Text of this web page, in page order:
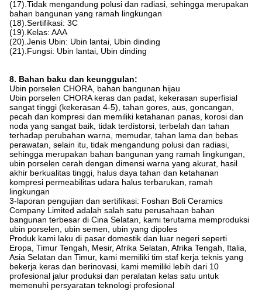
(17).Tidak mengandung polusi dan radiasi, sehingga merupakan
bahan bangunan yang ramah lingkungan
(18).Sertifikasi: 3C
(19).Kelas: AAA
(20).Jenis Ubin: Ubin lantai, Ubin dinding
(21).Fungsi: Ubin lantai, Ubin dinding
8. Bahan baku dan keunggulan:
Ubin porselen CHORA, bahan bangunan hijau
Ubin porselen CHORA keras dan padat, kekerasan superfisial
sangat tinggi (kekerasan 4-5), tahan gores, aus, goncangan,
pecah dan kompresi dan memiliki ketahanan panas, korosi dan
noda yang sangat baik, tidak terdistorsi, terbelah dan tahan
terhadap perubahan warna, memudar, tahan lama dan bebas
perawatan, selain itu, tidak mengandung polusi dan radiasi,
sehingga merupakan bahan bangunan yang ramah lingkungan,
ubin porselen cerah dengan dimensi warna yang akurat, hasil
akhir berkualitas tinggi, halus daya tahan dan ketahanan
kompresi permeabilitas udara halus terbarukan, ramah
lingkungan
3-laporan pengujian dan sertifikasi: Foshan Boli Ceramics
Company Limited adalah salah satu perusahaan bahan
bangunan terbesar di Cina Selatan, kami terutama memproduksi
ubin porselen, ubin semen, ubin yang dipoles
Produk kami laku di pasar domestik dan luar negeri seperti
Eropa, Timur Tengah, Mesir, Afrika Selatan, Afrika Tengah, Italia,
Asia Selatan dan Timur, kami memiliki tim staf kerja teknis yang
bekerja keras dan berinovasi, kami memiliki lebih dari 10
profesional jalur produksi dan peralatan kelas satu untuk
memenuhi persyaratan teknologi profesional